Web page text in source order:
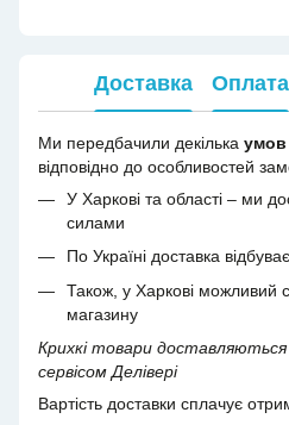
Доставка Оплата
Ми передбачили декілька умов
відповідно до особливостей
У Харкові та області – ми
силами
По Україні доставка
Також, у Харкові можливий
магазину
Крихкі товари
сервісом Делівері
Вартість доставки сплачує